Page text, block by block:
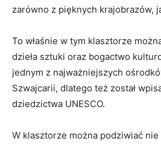
zarówno z pięknych krajobrazów,
To właśnie w tym klasztorze
dzieła sztuki oraz bogactwo
jednym z najważniejszych
Szwajcarii, dlatego też został
dziedzictwa UNESCO.
W klasztorze można podziwiać